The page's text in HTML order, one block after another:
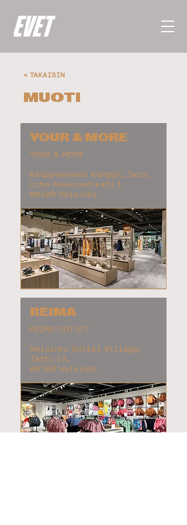
< TAKAISIN
MUOTI
YOUR & MORE
YOUR & MORE
Kauppakeskus Kamppi, 2krs,
Urho Kekkosen katu 1,
00100 Helsinki
REIMA
REIMA OUTLET
Helsinki Outlet Village,
Tatti 17,
00760 Helsinki